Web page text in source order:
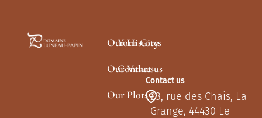
Our History
Our Values
Our Plots
Your Gites
Contact us
Contact us
23, rue des Chais, La
Grange, 44430 Le